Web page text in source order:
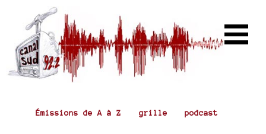
Émissions de A à Z grille podcast